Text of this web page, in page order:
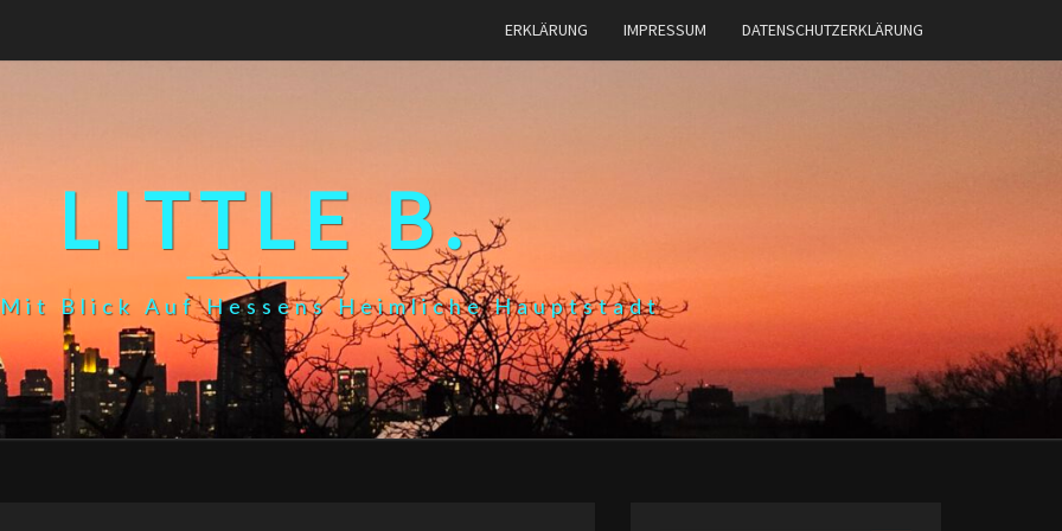
ERKLÄRUNG IMPRESSUM DATENSCHUTZERKLÄRUNG
LITTLE B.
Blick Auf Hessens Heimliche Hauptstadt